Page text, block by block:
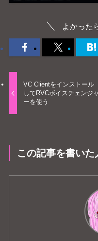
よかった
VC Clientをインストール
してRVCボイスチェンジャ
ーを使う
この記事を書いた